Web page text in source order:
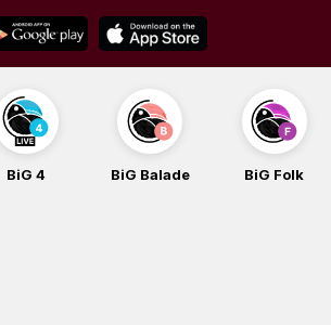
BiG 4 BiG Balade BiG Folk